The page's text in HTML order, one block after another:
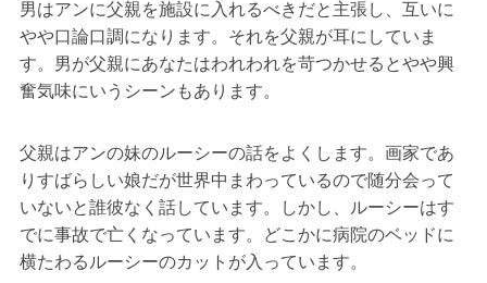
男はアンに父親を施設に入れるべきだと主張し、互いに
やや口論口調になります。それを父親が耳にしていま
す。男が父親にあなたはわれわれを苛つかせるとやや興
奮気味にいうシーンもあります。
父親はアンの妹のルーシーの話をよくします。画家であ
りすばらしい娘だが世界中まわっているので随分会って
いないと誰彼なく話しています。しかし、ルーシーはす
でに事故で亡くなっています。どこかに病院のベッドに
横たわるルーシーのカットが入っています。